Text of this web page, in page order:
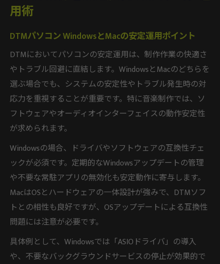
用術
DTMパソコン WindowsとMacの安定運用ポイント
DTMにおいてパソコンの安定運用は、制作作業の快適さ
やトラブル回避に直結します。WindowsとMacのどちらを
選ぶ場合でも、システムの安定性やトラブル発生時の対
応力を重視することが重要です。特に音楽制作では、ソ
フトウェアやオーディオインターフェイスの動作安定性
が求められます。
Windowsの場合、ドライバやソフトウェアの互換性チェ
ックが必須です。定期的なWindowsアップデートの管理
や不要な常駐アプリの無効化も安定動作に寄与します。
MacはOSとハードウェアの一体設計が強みで、DTMソフ
トとの相性も良好ですが、OSアップデートによる互換性
問題には注意が必要です。
具体例として、Windowsでは「ASIOドライバ」の導入
や、不要なバックグラウンドサービスの停止が効果的で